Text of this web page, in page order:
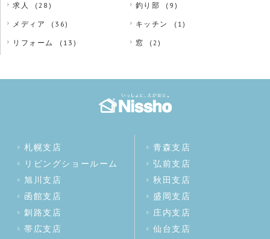
求人 (28) 釣り部 (9)
メディア (36) キッチン (1)
リフォーム (13) 窓 (2)
札幌支店
リビングショールーム
旭川支店
函館支店
釧路支店
帯広支店
青森支店
弘前支店
秋田支店
盛岡支店
庄内支店
仙台支店